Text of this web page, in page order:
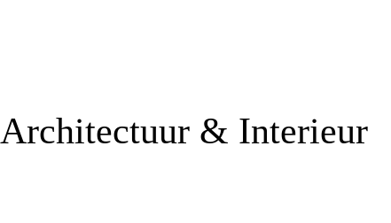
Architectuur & Interieur